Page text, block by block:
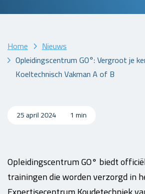
Home
Nieuws
Opleidingscentrum GO°: Vergroot je
Koeltechnisch Vakman A of B
25 april 2024 1 min
Opleidingscentrum GO° biedt
trainingen die worden verzorgd in